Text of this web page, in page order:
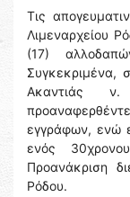
Τις
Λιμεναρχείου
(17)
Συγκεκριμένα,
Ακαντιάς
εγγράφων, ενώ
ενός
Προανάκριση
Ρόδου.